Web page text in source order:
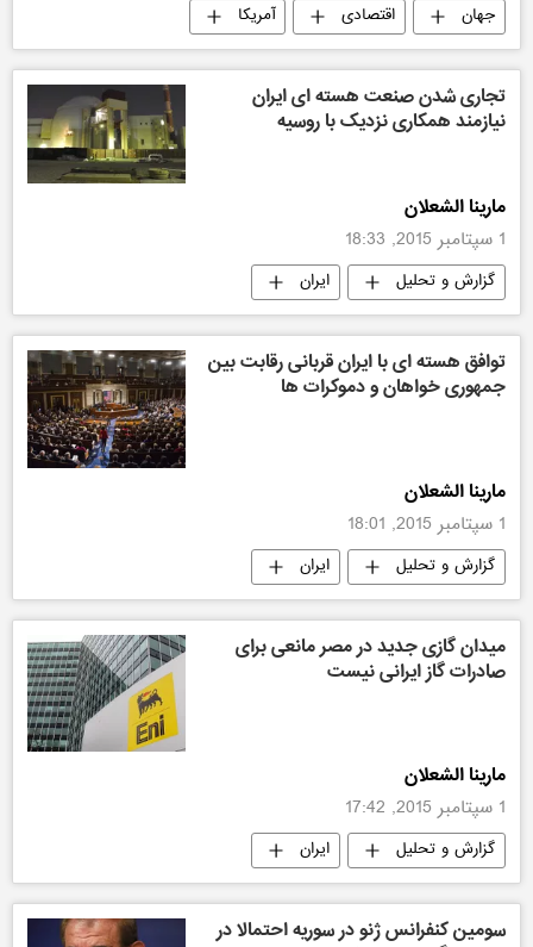
جهان اقتصادی آمریکا
تجاری شدن صنعت هسته ای ایران
نیازمند همکاری نزدیک با روسیه
مارینا الشعلان
1 سپتامبر 2015, 18:33
گزارش و تحلیل ایران
توافق هسته ای با ایران قربانی رقابت بین
جمهوری خواهان و دموکرات ها
مارینا الشعلان
1 سپتامبر 2015, 18:01
گزارش و تحلیل ایران
میدان گازی جدید در مصر مانعی برای
صادرات گاز ایرانی نیست
مارینا الشعلان
1 سپتامبر 2015, 17:42
گزارش و تحلیل ایران
سومین کنفرانس ژنو در سوریه احتمالا در